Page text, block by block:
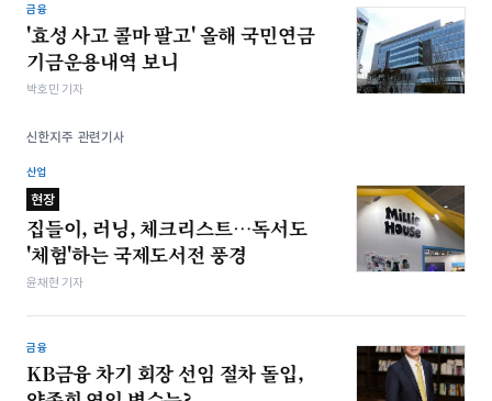
금융
'효성 사고 콜마 팔고' 올해 국민연금
기금운용내역 보니
박호민 기자
신한지주 관련기사
산업
현장
집들이, 러닝, 체크리스트…독서도
'체험'하는 국제도서전 풍경
윤채현 기자
금융
KB금융 차기 회장 선임 절차 돌입,